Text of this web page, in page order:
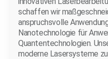
schaffen wir
anspruchsvolle
Nanotechnologie für
Quantentechnologien.
moderne Lasersysteme